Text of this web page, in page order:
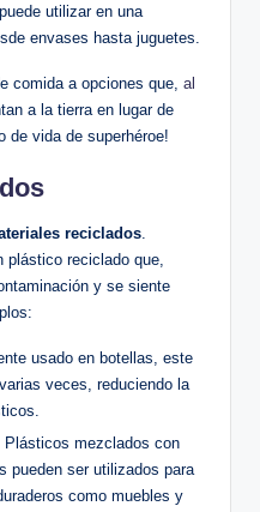
utilizar en una
envases hasta juguetes.
comida a opciones que, al
a la tierra en lugar de
de vida de superhéroe!
reciclados
reciclado que,
y se siente
usado en botellas, este
veces, reduciendo la
Plásticos mezclados con
pueden ser utilizados para
como muebles y